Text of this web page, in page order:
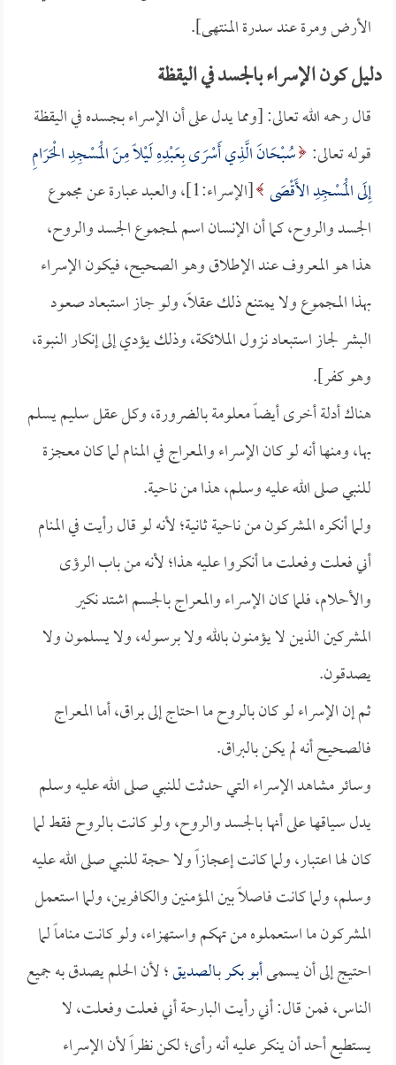
الأرض ومرة عند سدرة المنتهى].
دليل كون الإسراء بالجسد في اليقظة
قال رحمه الله تعالى: [ومما يدل على أن الإسراء بجسده في اليقظة
قوله تعالى: سُبْحَانَ الَّذِي أَسْرَى بِعَبْدِهِ لَيْلًا مِنَ الْمَسْجِدِ الْحَرَامِ
إِلَى الْمَسْجِدِ الأَقْصَى
[الإسراء:1]، والعبد عبارة عن مجموع
الجسد والروح، كما أن الإنسان اسم لمجموع الجسد والروح،
هذا هو المعروف عند الإطلاق وهو الصحيح، فيكون الإسراء
بهذا المجموع ولا يمتنع ذلك عقلاً، ولو جاز استبعاد صعود
البشر لجاز استبعاد نزول الملائكة، وذلك يؤدي إلى إنكار النبوة،
وهو كفر].
هناك أدلة أخرى أيضاً معلومة بالضرورة، وكل عقل سليم يسلم
بها، ومنها أنه لو كان الإسراء والمعراج في المنام لما كان معجزة
للنبي صلى الله عليه وسلم، هذا من ناحية.
ولما أنكره المشركون من ناحية ثانية؛ لأنه لو قال رأيت في المنام
أني فعلت وفعلت ما أنكروا عليه هذا؛ لأنه من باب الرؤى
والأحلام، فلما كان الإسراء والمعراج بالجسم اشتد نكير
المشركين الذين لا يؤمنون بالله ولا برسوله، ولا يسلمون ولا
يصدقون.
ثم إن الإسراء لو كان بالروح ما احتاج إلى براق، أما المعراج
فالصحيح أنه لم يكن بالبراق.
وسائر مشاهد الإسراء التي حدثت للنبي صلى الله عليه وسلم
يدل سياقها على أنها بالجسد والروح، ولو كانت بالروح فقط لما
كان لها اعتبار، ولما كانت إعجازاً ولا حجة للنبي صلى الله عليه
وسلم، ولما كانت فاصلاً بين المؤمنين والكافرين، ولما استعمل
المشركون ما استعملوه من تهكم واستهزاء، ولو كانت مناماً لما
احتيج إلى أن يسمىأبو بكربـالصديق؛ لأن الحلم يصدق به جميع
الناس، فمن قال: أني رأيت البارحة أني فعلت وفعلت، لا
يستطيع أحد أن ينكر عليه أنه رأى؛ لكن نظراً لأن الإسراء